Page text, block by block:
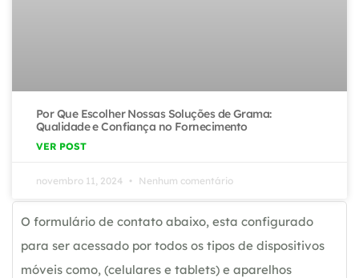
Por Que Escolher Nossas Soluções de Grama:
Qualidade e Confiança no Fornecimento
VER POST
novembro 11, 2024 Nenhum comentário
O formulário de contato abaixo, esta configurado
para ser acessado por todos os tipos de dispositivos
móveis como, (celulares e tablets) e aparelhos